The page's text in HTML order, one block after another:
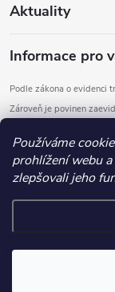
Používáme
prohlížení webu
zlepšovali jeho
Aktuality
Informace pro
Podle zákona o evidenci
Zároveň je povinen
Copyright 2026
.detail-parameters